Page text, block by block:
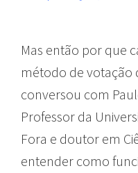
Mas então por que
método de votação
conversou com
Professor da
Fora e doutor em
entender como